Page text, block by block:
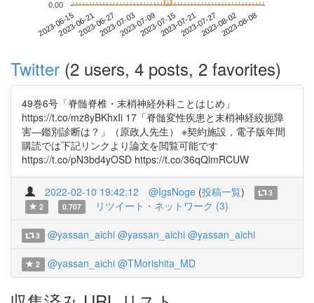
2023-06-152023-06-212023-06-272023-07-032023-07-092023-07-152023-07-212023-07-272023-08-022023-08-08
0.00
Twitter (2 users, 4 posts, 2 favorites)
49巻6号「脊髄脊椎・末梢神経外科ことはじめ」
https://t.co/mz8yBKhxIi 17「脊髄変性疾患と末梢神経絞扼障
害―鑑別診断は？」（原政人先生） ※契約施設，電子版年間
購読では下記リンクより論文を閲覧可能です
https://t.co/pN3bd4yOSD https://t.co/36qQlmRCUW
2022-02-10 19:42:12 @IgsNoge (投稿一覧)
3
2
0.707 リツイート・ネットワーク (3)
3 @yassan_aichi @yassan_aichi @yassan_aichi
2 @yassan_aichi @TMorishita_MD